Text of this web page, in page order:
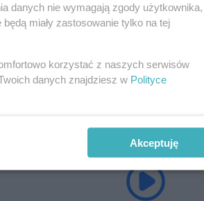
danych nie wymagają zgody użytkownika,
miały zastosowanie tylko na tej
korzystać z naszych serwisów
danych znajdziesz w Polityce
Akceptuję